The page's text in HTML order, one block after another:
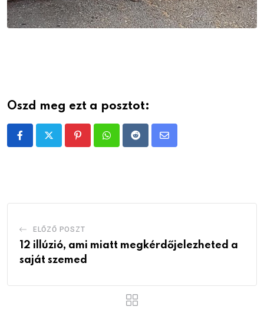
Oszd meg ezt a posztot:
PinterestWhatsappRedditShare
ELŐZŐ POSZT
12 illúzió, ami miatt megkérdőjelezheted a
saját szemed